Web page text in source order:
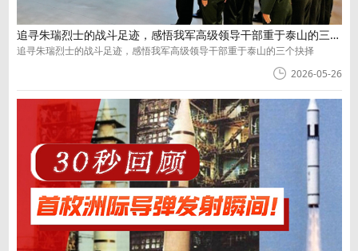
追寻朱瑞烈士的战斗足迹，感悟我军高级领导干部重于泰山的三个抉择
追寻朱瑞烈士的战斗足迹，感悟我军高级领导干部重于泰山的三个抉择
2026-05-26